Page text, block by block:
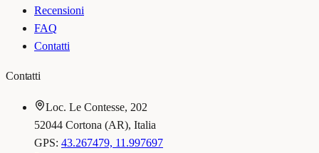
Recensioni
FAQ
Contatti
Contatti
Loc. Le Contesse, 202
52044 Cortona (AR), Italia
GPS: 43.267479, 11.997697